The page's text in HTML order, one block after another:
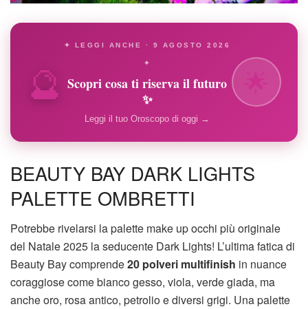
🔮
✦ LEGGI ANCHE · 9 AGOSTO 2026
✦
Scopri cosa ti riserva il futuro
✨
Leggi il tuo Oroscopo di oggi →
BEAUTY BAY DARK LIGHTS
PALETTE OMBRETTI
Potrebbe rivelarsi la palette make up occhi più originale
del Natale 2025 la seducente Dark Lights! L’ultima fatica di
Beauty Bay comprende20 polveri multifinish in nuance
coraggiose come bianco gesso, viola, verde giada, ma
anche oro, rosa antico, petrolio e diversi grigi. Una palette